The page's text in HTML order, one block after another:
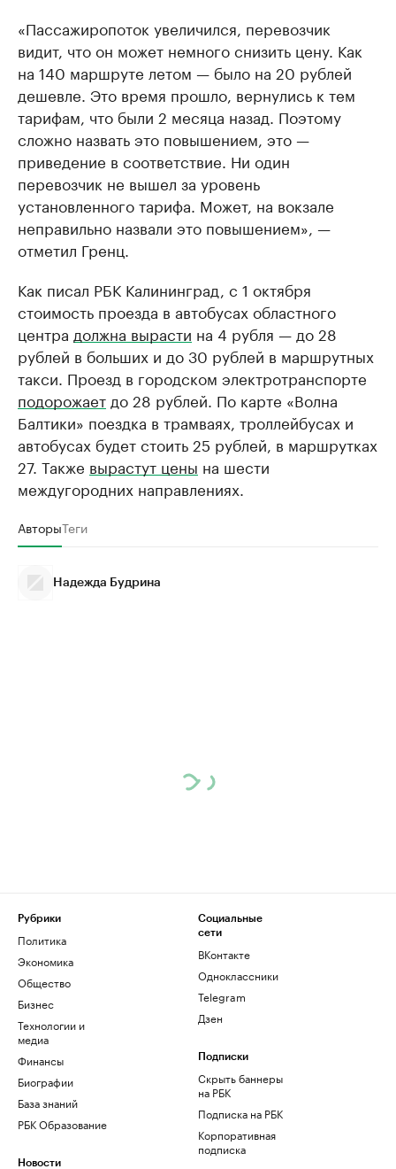
«Пассажиропоток увеличился, перевозчик
видит, что он может немного снизить цену. Как
на 140 маршруте летом — было на 20 рублей
дешевле. Это время прошло, вернулись к тем
тарифам, что были 2 месяца назад. Поэтому
сложно назвать это повышением, это —
приведение в соответствие. Ни один
перевозчик не вышел за уровень
установленного тарифа. Может, на вокзале
неправильно назвали это повышением», —
отметил Гренц.
Как писал РБК Калининград, с 1 октября
стоимость проезда в автобусах областного
центра должна вырасти на 4 рубля — до 28
рублей в больших и до 30 рублей в маршрутных
такси. Проезд в городском электротранспорте
подорожает до 28 рублей. По карте «Волна
Балтики» поездка в трамваях, троллейбусах и
автобусах будет стоить 25 рублей, в маршрутках
27. Также вырастут цены на шести
междугородних направлениях.
АвторыТеги
Надежда Будрина
Рубрики
Политика
Экономика
Общество
Бизнес
Технологии и
медиа
Финансы
Биографии
База знаний
РБК Образование
Новости
Социальные
сети
ВКонтакте
Одноклассники
Telegram
Дзен
Подписки
Скрыть баннеры
на РБК
Подписка на РБК
Корпоративная
подписка